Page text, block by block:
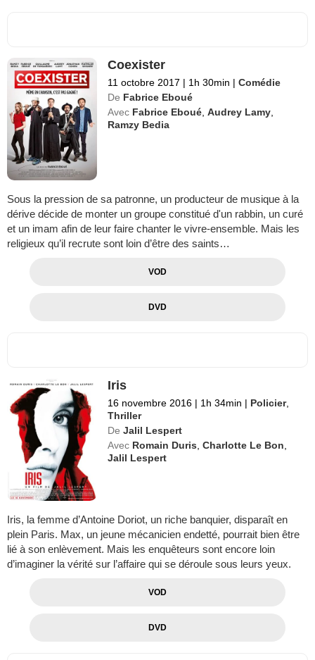
Coexister
11 octobre 2017 | 1h 30min | Comédie
De Fabrice Eboué
Avec Fabrice Eboué ,Audrey Lamy
Ramzy Bedia
Sous la pression de sa patronne, un producteur de musique à la
dérive décide de monter un groupe constitué d'un rabbin, un curé
et un imam afin de leur faire chanter le vivre-ensemble. Mais les
religieux qu’il recrute sont loin d’être des saints…
VOD
DVD
Iris
16 novembre 2016 | 1h 34min | Policier,
Thriller
De Jalil Lespert
Avec Romain Duris ,Charlotte Le Bon
Jalil Lespert
Iris, la femme d’Antoine Doriot, un riche banquier, disparaît en
plein Paris. Max, un jeune mécanicien endetté, pourrait bien être
lié à son enlèvement. Mais les enquêteurs sont encore loin
d’imaginer la vérité sur l’affaire qui se déroule sous leurs yeux.
VOD
DVD